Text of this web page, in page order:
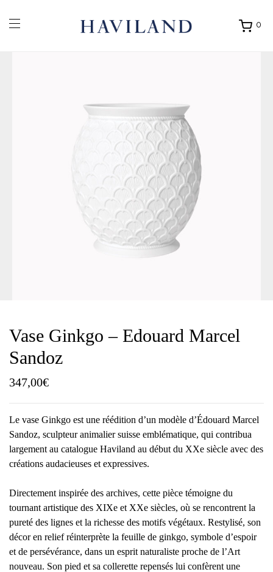
0
Ouvrir
Vase Ginkgo – Edouard Marcel
Sandoz
347,00€
Le vase Ginkgo est une réédition d’un modèle d’Édouard Marcel
Sandoz, sculpteur animalier suisse emblématique, qui contribua
largement au catalogue Haviland au début du XXe siècle avec des
créations audacieuses et expressives.
Directement inspirée des archives, cette pièce témoigne du
tournant artistique des XIXe et XXe siècles, où se rencontrent la
pureté des lignes et la richesse des motifs végétaux. Restylisé, son
décor en relief réinterprète la feuille de ginkgo, symbole d’espoir
et de persévérance, dans un esprit naturaliste proche de l’Art
nouveau. Son pied et sa collerette repensés lui confèrent une